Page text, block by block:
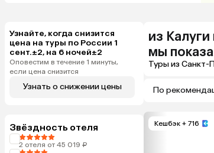
Узнайте, когда снизится
цена на туры по России 1
сент.±2, на 6 ночей±2
Оповестим в течение 1 минуты,
если цена снизится
Узнать о снижении цены
Звёздность отеля
2 отеля от 45 019 ₽
из Калуги
мы
Туры из Санкт-
По
Кешбэк + 716